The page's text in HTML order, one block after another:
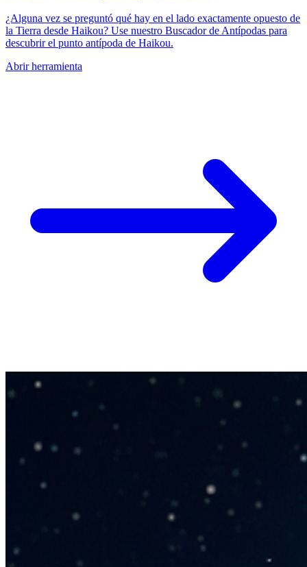
¿Alguna vez se preguntó qué hay en el lado exactamente opuesto de
la Tierra desde Haikou? Use nuestro Buscador de Antípodas para
descubrir el punto antípoda de Haikou.
Abrir herramienta